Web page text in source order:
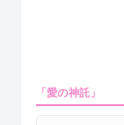
「愛の神託」